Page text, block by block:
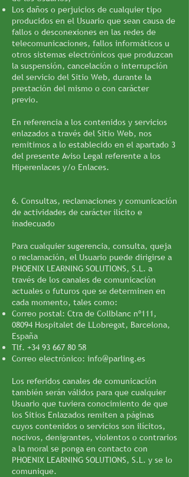
Los daños o perjuicios de cualquier tipo
producidos en el Usuario que sean causa de
fallos o desconexiones en las redes de
telecomunicaciones, fallos informáticos u
otros sistemas electrónicos que produzcan
la suspensión, cancelación o interrupción
del servicio del Sitio Web, durante la
prestación del mismo o con carácter
previo.
En referencia a los contenidos y servicios
enlazados a través del Sitio Web, nos
remitimos a lo establecido en el apartado 3
del presente Aviso Legal referente a los
Hiperenlaces y/o Enlaces.
6. Consultas, reclamaciones y comunicación
de actividades de carácter ilícito e
inadecuado
Para cualquier sugerencia, consulta, queja
o reclamación, el Usuario puede dirigirse a
PHOENIX LEARNING SOLUTIONS, S.L. a
través de los canales de comunicación
actuales o futuros que se determinen en
cada momento, tales como:
Correo postal: Ctra de Collblanc nº111,
08094 Hospitalet de LLobregat, Barcelona,
España
Tlf. +34 93 667 80 58
Correo electrónico: info@parling.es
Los referidos canales de comunicación
también serán válidos para que cualquier
Usuario que tuviera conocimiento de que
los Sitios Enlazados remiten a páginas
cuyos contenidos o servicios son ilícitos,
nocivos, denigrantes, violentos o contrarios
a la moral se ponga en contacto con
PHOENIX LEARNING SOLUTIONS, S.L. y se lo
comunique.